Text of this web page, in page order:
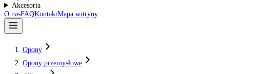
Opony detaliczne i hurtowe dla każdego.
Opony
O nasFAQKontakt